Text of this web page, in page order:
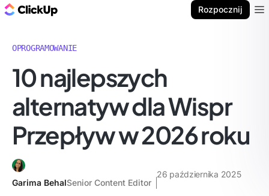
Rozpocznij
OPROGRAMOWANIE
10 najlepszych
alternatyw dla Wispr
Przepływ w 2026 roku
Garima BehalSenior Content Editor
26 października 2025